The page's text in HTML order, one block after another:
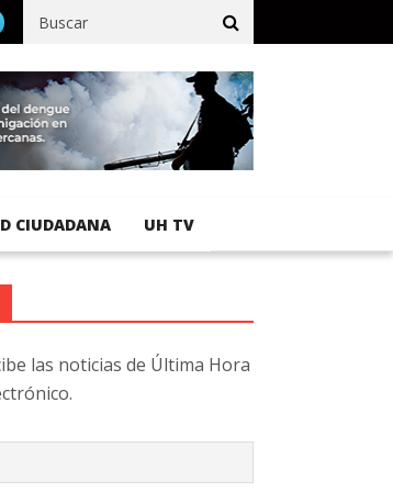
de avance en obras de terracería
CIUDADANA UH TV
las noticias de Última Hora